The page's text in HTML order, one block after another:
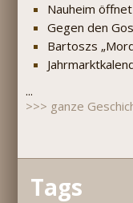
Nauheim
Gegen den
Bartoszs
...
>>> ganze
Tags